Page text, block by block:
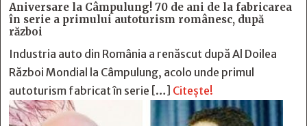
Aniversare la Câmpulung! 70 de ani de la fabricarea
în serie a primului autoturism românesc, după
război
Industria auto din România a renăscut după Al Doilea
Război Mondial la Câmpulung, acolo unde primul
autoturism fabricat în serie […] Citește!